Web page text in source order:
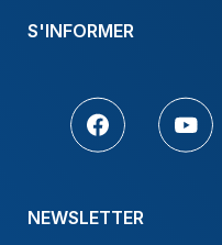
S'INFORMER
NEWSLETTER